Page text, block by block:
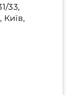
33,
Київ,